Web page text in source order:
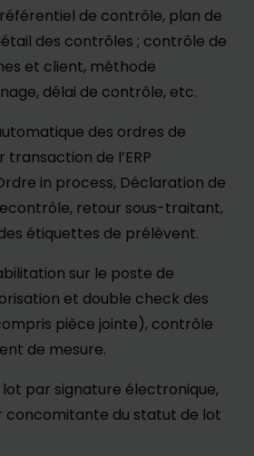
de contrôle, plan de
des contrôles ; contrôle de
et client, méthode
délai de contrôle, etc.
des ordres de
de l’ERP
in process, Déclaration de
retour sous-traitant,
étiquettes de prélèvent.
sur le poste de
et double check des
pièce jointe), contrôle
de mesure.
lot par signature électronique,
concomitante du statut de lot